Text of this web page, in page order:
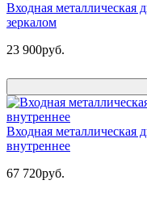
Входная
зеркалом
23 900руб.
Входная металлическая
внутреннее
67 720руб.